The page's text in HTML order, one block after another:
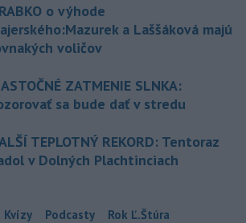
o výhode
a Laššáková majú
voličov
ZATMENIE SLNKA:
sa bude dať v stredu
TEPLOTNÝ REKORD: Tentoraz
v Dolných Plachtinciach
Kvízy Podcasty Rok Ľ.Štúra